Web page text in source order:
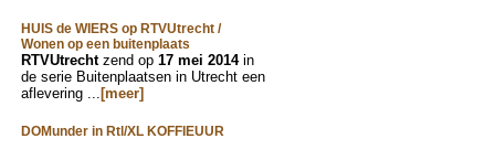
HUIS de WIERS op RTVUtrecht /
Wonen op een buitenplaats
RTVUtrechtzend op 17 mei 2014 in
de serie Buitenplaatsen in Utrecht een
aflevering ... [meer]
DOMunder in Rtl/XL KOFFIEUUR